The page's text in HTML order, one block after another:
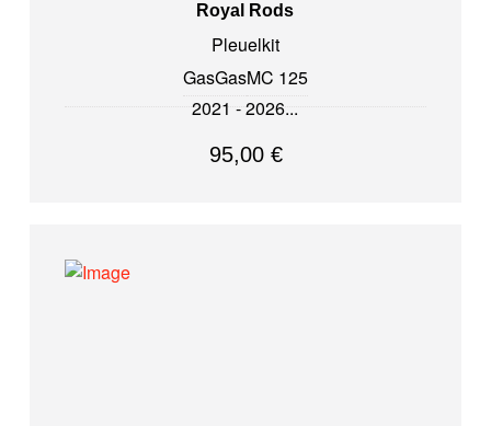
Royal Rods
Pleuelkit
GasGasMC 125
2021 - 2026
95,00 €